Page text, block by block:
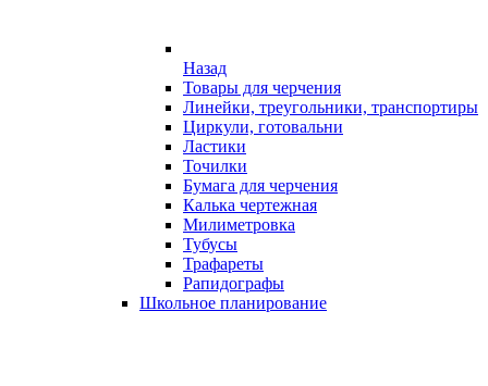
Назад
Товары для черчения
Линейки, треугольники, транспортиры
Циркули, готовальни
Ластики
Точилки
Бумага для черчения
Калька чертежная
Милиметровка
Тубусы
Трафареты
Рапидографы
Школьное планирование